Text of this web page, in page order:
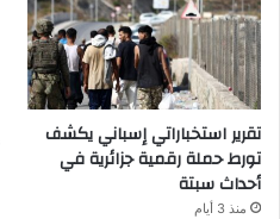
تقرير استخباراتي إسباني يكشف
تورط حملة رقمية جزائرية في
أحداث سبتة
منذ 3 أيام